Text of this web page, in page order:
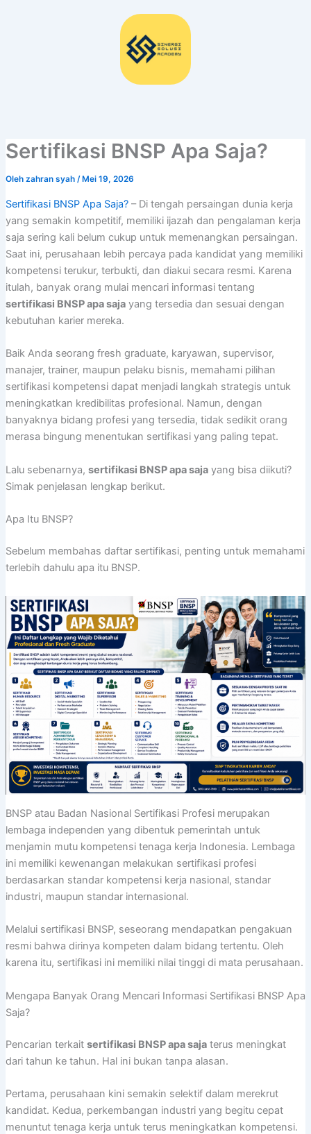
Sertifikasi BNSP Apa Saja?
Oleh zahran syah / Mei 19, 2026
Sertifikasi BNSP Apa Saja?– Di tengah persaingan dunia kerja
yang semakin kompetitif, memiliki ijazah dan pengalaman kerja
saja sering kali belum cukup untuk memenangkan persaingan.
Saat ini, perusahaan lebih percaya pada kandidat yang memiliki
kompetensi terukur, terbukti, dan diakui secara resmi. Karena
itulah, banyak orang mulai mencari informasi tentang
sertifikasi BNSP apa sajayang tersedia dan sesuai dengan
kebutuhan karier mereka.
Baik Anda seorang fresh graduate, karyawan, supervisor,
manajer, trainer, maupun pelaku bisnis, memahami pilihan
sertifikasi kompetensi dapat menjadi langkah strategis untuk
meningkatkan kredibilitas profesional. Namun, dengan
banyaknya bidang profesi yang tersedia, tidak sedikit orang
merasa bingung menentukan sertifikasi yang paling tepat.
Lalu sebenarnya, sertifikasi BNSP apa sajayang bisa diikuti?
Simak penjelasan lengkap berikut.
Apa Itu BNSP?
Sebelum membahas daftar sertifikasi, penting untuk memahami
terlebih dahulu apa itu BNSP.
BNSP atau Badan Nasional Sertifikasi Profesi merupakan
lembaga independen yang dibentuk pemerintah untuk
menjamin mutu kompetensi tenaga kerja Indonesia. Lembaga
ini memiliki kewenangan melakukan sertifikasi profesi
berdasarkan standar kompetensi kerja nasional, standar
industri, maupun standar internasional.
Melalui sertifikasi BNSP, seseorang mendapatkan pengakuan
resmi bahwa dirinya kompeten dalam bidang tertentu. Oleh
karena itu, sertifikasi ini memiliki nilai tinggi di mata perusahaan.
Mengapa Banyak Orang Mencari Informasi Sertifikasi BNSP Apa
Saja?
Pencarian terkait sertifikasi BNSP apa sajaterus meningkat
dari tahun ke tahun. Hal ini bukan tanpa alasan.
Pertama, perusahaan kini semakin selektif dalam merekrut
kandidat. Kedua, perkembangan industri yang begitu cepat
menuntut tenaga kerja untuk terus meningkatkan kompetensi.